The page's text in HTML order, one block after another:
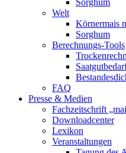
Welt
Körnermais
Sorghum
Berechnungs-Tools
FAQ
Presse & Medien
Fachzeitschrift
Downloadcenter
Lexikon
Veranstaltungen